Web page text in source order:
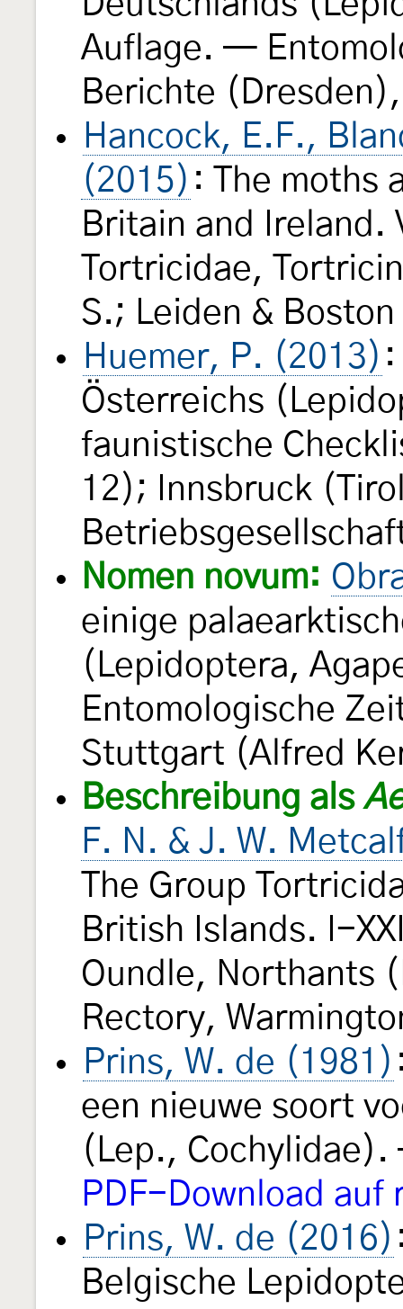
Auflage. —
Berichte
Hancock, E.F.,
(2015) : The moths
Britain and Ireland.
Tortricidae,
S.; Leiden &
Huemer, P. (2013)
Österreichs
faunistische
12); Innsbruck
Nomen novum:
einige
(Lepidoptera,
Entomologische
Stuttgart (Alfred
Beschreibung als
F. N. & J. W.
The Group
British Islands. I-
Oundle, Northants
Rectory,
Prins, W. de (1981)
een nieuwe soort
(Lep.,
PDF-Download
Prins, W. de (2016)
Belgische